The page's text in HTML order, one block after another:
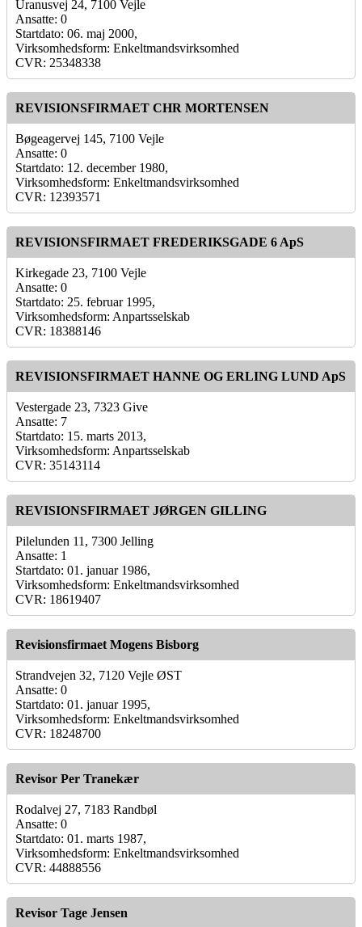
Uranusvej 24, 7100 Vejle
Ansatte: 0
Startdato: 06. maj 2000,
Virksomhedsform: Enkeltmandsvirksomhed
CVR: 25348338
REVISIONSFIRMAET CHR MORTENSEN
Bøgeagervej 145, 7100 Vejle
Ansatte: 0
Startdato: 12. december 1980,
Virksomhedsform: Enkeltmandsvirksomhed
CVR: 12393571
REVISIONSFIRMAET FREDERIKSGADE 6 ApS
Kirkegade 23, 7100 Vejle
Ansatte: 0
Startdato: 25. februar 1995,
Virksomhedsform: Anpartsselskab
CVR: 18388146
REVISIONSFIRMAET HANNE OG ERLING LUND ApS
Vestergade 23, 7323 Give
Ansatte: 7
Startdato: 15. marts 2013,
Virksomhedsform: Anpartsselskab
CVR: 35143114
REVISIONSFIRMAET JØRGEN GILLING
Pilelunden 11, 7300 Jelling
Ansatte: 1
Startdato: 01. januar 1986,
Virksomhedsform: Enkeltmandsvirksomhed
CVR: 18619407
Revisionsfirmaet Mogens Bisborg
Strandvejen 32, 7120 Vejle ØST
Ansatte: 0
Startdato: 01. januar 1995,
Virksomhedsform: Enkeltmandsvirksomhed
CVR: 18248700
Revisor Per Tranekær
Rodalvej 27, 7183 Randbøl
Ansatte: 0
Startdato: 01. marts 1987,
Virksomhedsform: Enkeltmandsvirksomhed
CVR: 44888556
Revisor Tage Jensen